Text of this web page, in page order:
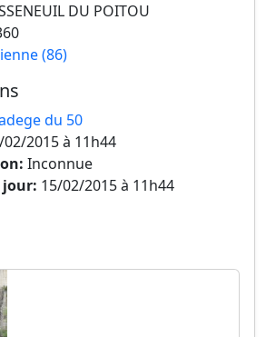
DU POITOU
(86)
du 50
02/2015 à 11h44
Inconnue
jour: 15/02/2015 à 11h44